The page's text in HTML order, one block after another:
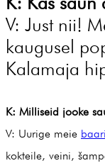
V: Just nii!
kaugusel
Kalamaja
K: Milliseid jooke
V: Uurige meie
kokteile, veini,